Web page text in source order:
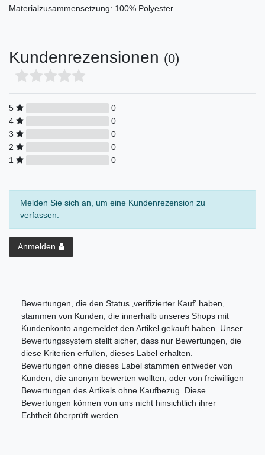
Materialzusammensetzung: 100% Polyester
Kundenrezensionen (0)
5
0
4
0
3
0
2
0
1
0
Melden Sie sich an, um eine Kundenrezension zu
verfassen.
Anmelden
Bewertungen, die den Status ‚verifizierter Kauf‘ haben,
stammen von Kunden, die innerhalb unseres Shops mit
Kundenkonto angemeldet den Artikel gekauft haben. Unser
Bewertungssystem stellt sicher, dass nur Bewertungen, die
diese Kriterien erfüllen, dieses Label erhalten.
Bewertungen ohne dieses Label stammen entweder von
Kunden, die anonym bewerten wollten, oder von freiwilligen
Bewertungen des Artikels ohne Kaufbezug. Diese
Bewertungen können von uns nicht hinsichtlich ihrer
Echtheit überprüft werden.